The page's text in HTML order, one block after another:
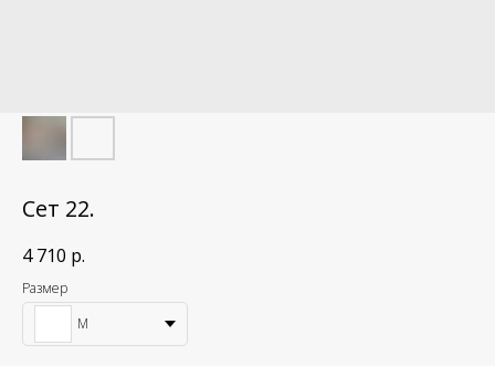
Сет 22.
4 710 р.
Размер
M